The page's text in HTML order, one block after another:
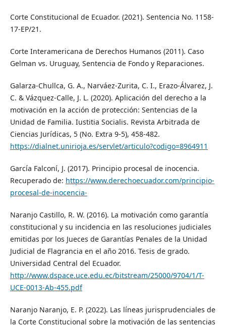
Corte Constitucional de Ecuador. (2021). Sentencia No. 1158-
17-EP/21.
Corte Interamericana de Derechos Humanos (2011). Caso
Gelman vs. Uruguay, Sentencia de Fondo y Reparaciones.
Galarza-Chullca, G. A., Narváez-Zurita, C. I., Erazo-Álvarez, J.
C. & Vázquez-Calle, J. L. (2020). Aplicación del derecho a la
motivación en la acción de protección: Sentencias de la
Unidad de Familia. Iustitia Socialis. Revista Arbitrada de
Ciencias Jurídicas, 5 (No. Extra 9-5), 458-482.
https://dialnet.unirioja.es/servlet/articulo?codigo=8964911
García Falconí, J. (2017). Principio procesal de inocencia.
Recuperado de: https://www.derechoecuador.com/principio-
procesal-de-inocencia-
Naranjo Castillo, R. W. (2016). La motivación como garantía
constitucional y su incidencia en las resoluciones judiciales
emitidas por los Jueces de Garantías Penales de la Unidad
Judicial de Flagrancia en el año 2016. Tesis de grado.
Universidad Central del Ecuador.
http://www.dspace.uce.edu.ec/bitstream/25000/9704/1/T-
UCE-0013-Ab-455.pdf
Naranjo Naranjo, E. P. (2022). Las líneas jurisprudenciales de
la Corte Constitucional sobre la motivación de las sentencias